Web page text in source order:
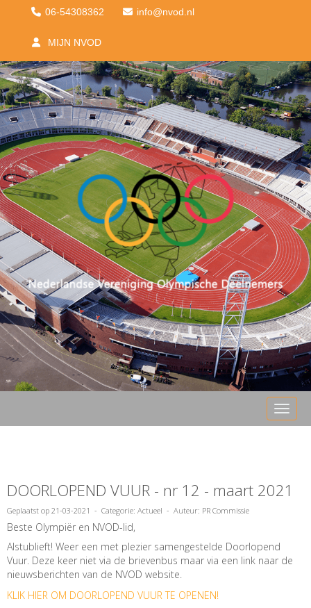
06-54308362 ofni@nvod.nl
MIJN NVOD
Toggle
DOORLOPEND VUUR - nr 12 - maart 2021
Geplaatst op 21-03-2021 - Categorie: Actueel - Auteur: PR Commissie
Beste Olympiër en NVOD-lid,
Alstublieft! Weer een met plezier samengestelde Doorlopend
Vuur. Deze keer niet via de brievenbus maar via een link naar de
nieuwsberichten van de NVOD website.
KLIK HIER OM DOORLOPEND VUUR TE OPENEN!